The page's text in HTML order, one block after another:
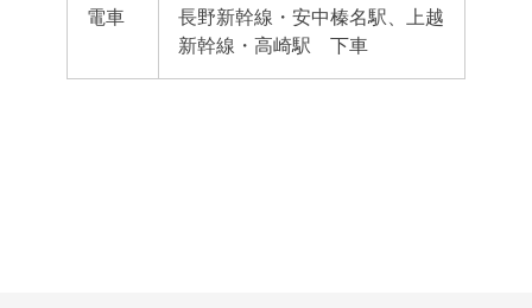
電車
長野新幹線・安中榛名駅、上越
新幹線・高崎駅 下車